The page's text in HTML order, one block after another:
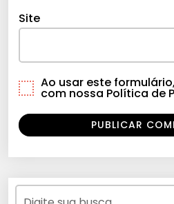
Site
Ao usar este
com nossa Política de